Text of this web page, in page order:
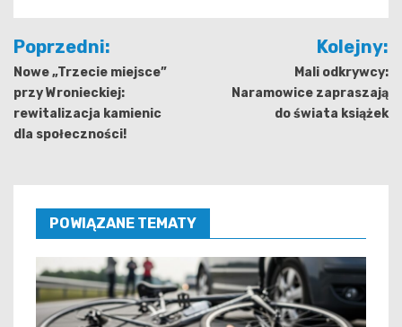
Nawigacja
wpisu
Poprzedni:
Nowe „Trzecie miejsce”
przy Wronieckiej:
rewitalizacja kamienic
dla społeczności!
Kolejny:
Mali odkrywcy:
Naramowice zapraszają
do świata książek
POWIĄZANE TEMATY